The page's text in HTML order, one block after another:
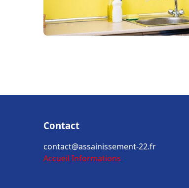
Contact
contact@assainissement-22.fr
Accueil Informations